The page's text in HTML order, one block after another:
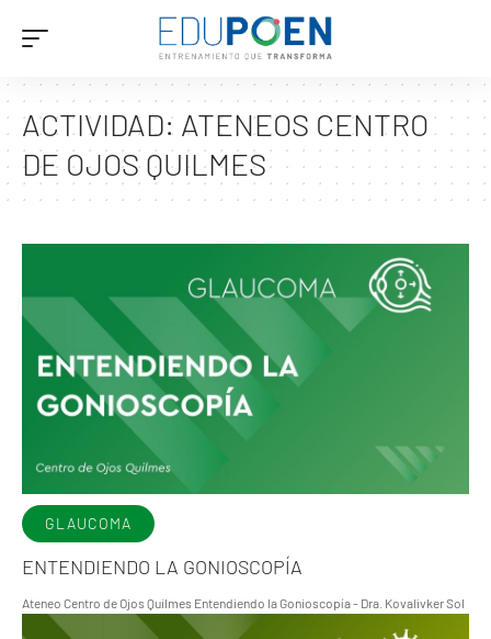
ACTIVIDAD: ATENEOS CENTRO
DE OJOS QUILMES
GLAUCOMA
ENTENDIENDO LA GONIOSCOPÍA
Ateneo Centro de Ojos Quilmes Entendiendo la Gonioscopía - Dra. Kovalivker Sol